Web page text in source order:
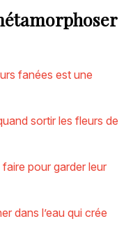
fanées est une
sortir les fleurs de
pour garder leur
dans l’eau qui crée